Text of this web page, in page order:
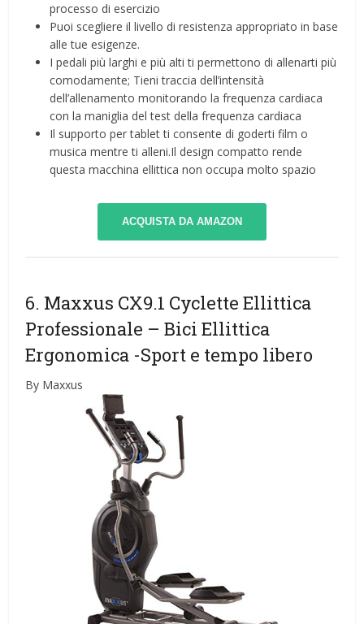
processo di esercizio
Puoi scegliere il livello di resistenza appropriato in base
alle tue esigenze.
I pedali più larghi e più alti ti permettono di allenarti più
comodamente; Tieni traccia dell’intensità
dell’allenamento monitorando la frequenza cardiaca
con la maniglia del test della frequenza cardiaca
Il supporto per tablet ti consente di goderti film o
musica mentre ti alleni.Il design compatto rende
questa macchina ellittica non occupa molto spazio
ACQUISTA DA AMAZON
6. Maxxus CX9.1 Cyclette Ellittica
Professionale – Bici Ellittica
Ergonomica -Sport e tempo libero
By Maxxus